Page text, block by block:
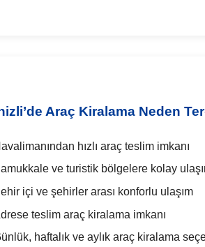
Araç Kiralama Neden
hızlı araç teslim imkanı
ve turistik bölgelere kolay
içi ve şehirler arası konforlu ulaşım
teslim araç kiralama imkanı
haftalık ve aylık araç kiralama